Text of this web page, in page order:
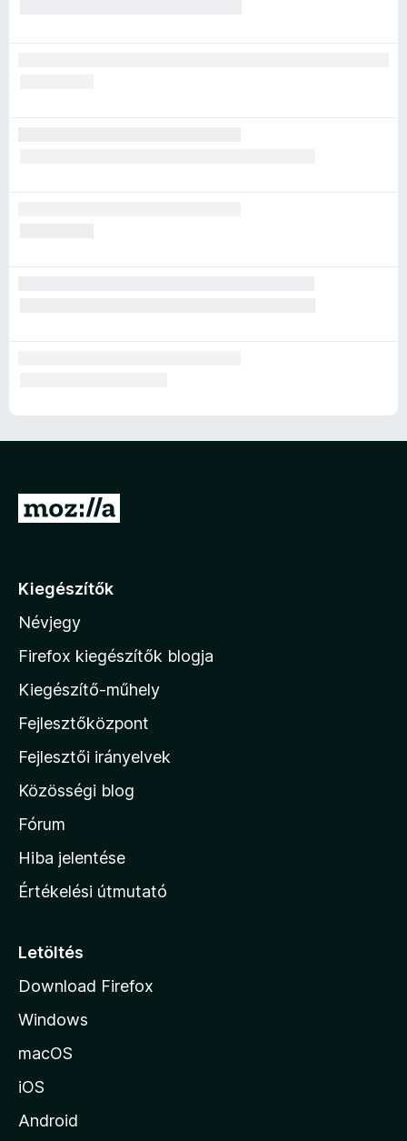
U
á
a
M
z
i
l
a
h
o
l
p
á
r
Kiegészítők
Névjegy
Firefox kiegészítők blogja
Kiegészítő-műhely
Fejlesztőközpont
Fejlesztői irányelvek
Közösségi blog
Fórum
Hiba jelentése
Értékelési útmutató
Letöltés
Download Firefox
Windows
macOS
iOS
Android